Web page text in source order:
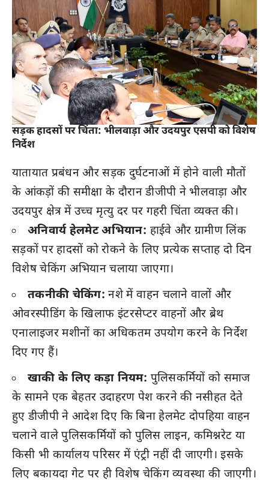
सड़क हादसों पर चिंता: भीलवाड़ा और उदयपुर एसपी को विशेष
निर्देश
यातायात प्रबंधन और सड़क दुर्घटनाओं में होने वाली मौतों
के आंकड़ों की समीक्षा के दौरान डीजीपी ने भीलवाड़ा और
उदयपुर क्षेत्र में उच्च मृत्यु दर पर गहरी चिंता व्यक्त की।
अनिवार्य हेलमेट अभियान: हाईवे और ग्रामीण लिंक
सड़कों पर हादसों को रोकने के लिए प्रत्येक सप्ताह दो दिन
विशेष चेकिंग अभियान चलाया जाएगा।
तकनीकी चेकिंग: नशे में वाहन चलाने वालों और
ओवरस्पीडिंग के खिलाफ इंटरसेप्टर वाहनों और ब्रेथ
एनालाइजर मशीनों का अधिकतम उपयोग करने के निर्देश
दिए गए हैं।
खाकी के लिए कड़ा नियम: पुलिसकर्मियों को समाज
के सामने एक बेहतर उदाहरण पेश करने की नसीहत देते
हुए डीजीपी ने आदेश दिए कि बिना हेलमेट दोपहिया वाहन
चलाने वाले पुलिसकर्मियों को पुलिस लाइन, कमिश्नरेट या
किसी भी कार्यालय परिसर में एंट्री नहीं दी जाएगी। इसके
लिए बकायदा गेट पर ही विशेष चेकिंग व्यवस्था की जाएगी।